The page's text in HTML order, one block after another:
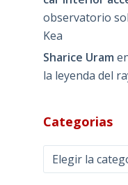
observatorio
Kea
Sharice Uram
la leyenda del
Categorias
Categorias